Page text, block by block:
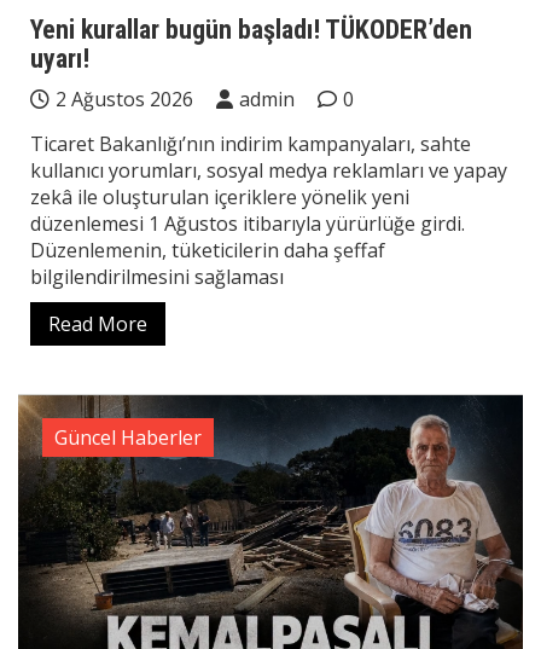
Yeni kurallar bugün başladı! TÜKODER’den
uyarı!
2 Ağustos 2026 admin
0
Ticaret Bakanlığı’nın indirim kampanyaları, sahte
kullanıcı yorumları, sosyal medya reklamları ve yapay
zekâ ile oluşturulan içeriklere yönelik yeni
düzenlemesi 1 Ağustos itibarıyla yürürlüğe girdi.
Düzenlemenin, tüketicilerin daha şeffaf
bilgilendirilmesini sağlaması
Read More
Güncel Haberler